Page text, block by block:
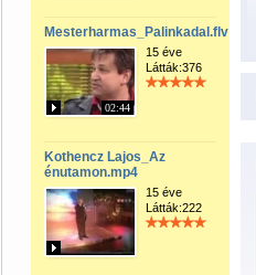
Mesterharmas_Palinkadal.flv
02:44
15 éve
Látták:376
Kothencz Lajos_Az
énutamon.mp4
15 éve
Látták:222